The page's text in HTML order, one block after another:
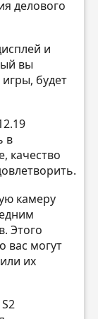
делового
и
вы
будет
в
качество
камеру
Этого
вас могут
их